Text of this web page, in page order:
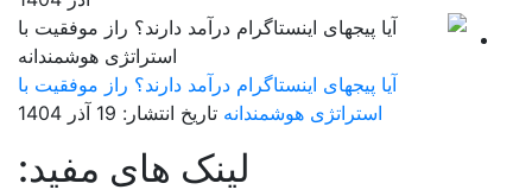
آیا پیجهای اینستاگرام درآمد دارند؟ راز موفقیت با
استراتژی هوشمندانه تاریخ انتشار: 19 آذر 1404
لینک های مفید: